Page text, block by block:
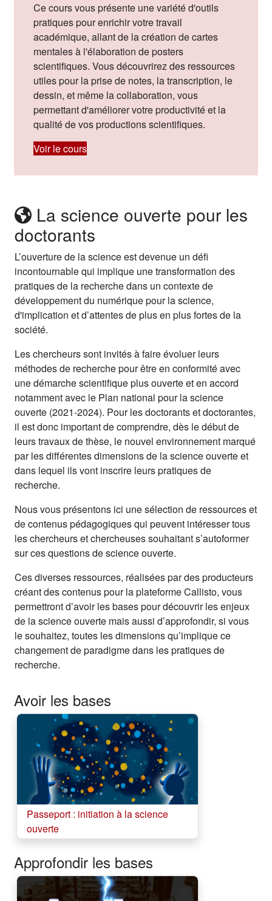
Ce cours vous présente une variété d'outils
pratiques pour enrichir votre travail
académique, allant de la création de cartes
mentales à l'élaboration de posters
scientifiques. Vous découvrirez des ressources
utiles pour la prise de notes, la transcription, le
dessin, et même la collaboration, vous
permettant d'améliorer votre productivité et la
qualité de vos productions scientifiques.
Voir le cours
La science ouverte pour les
doctorants
L’ouverture de la science est devenue un défi
incontournable qui implique une transformation des
pratiques de la recherche dans un contexte de
développement du numérique pour la science,
d'implication et d’attentes de plus en plus fortes de la
société.
Les chercheurs sont invités à faire évoluer leurs
méthodes de recherche pour être en conformité avec
une démarche scientifique plus ouverte et en accord
notamment avec le Plan national pour la science
ouverte (2021-2024). Pour les doctorants et doctorantes,
il est donc important de comprendre, dès le début de
leurs travaux de thèse, le nouvel environnement marqué
par les différentes dimensions de la science ouverte et
dans lequel ils vont inscrire leurs pratiques de
recherche.
Nous vous présentons ici une sélection de ressources et
de contenus pédagogiques qui peuvent intéresser tous
les chercheurs et chercheuses souhaitant s’autoformer
sur ces questions de science ouverte.
Ces diverses ressources, réalisées par des producteurs
créant des contenus pour la plateforme Callisto, vous
permettront d’avoir les bases pour découvrir les enjeux
de la science ouverte mais aussi d’approfondir, si vous
le souhaitez, toutes les dimensions qu’implique ce
changement de paradigme dans les pratiques de
recherche.
Avoir les bases
Passeport : initiation à la science
ouverte(s'ouvre dans un nouvel onglet)
Approfondir les bases